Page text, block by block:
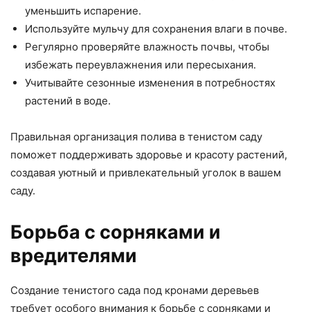
уменьшить испарение.
Используйте мульчу для сохранения влаги в почве.
Регулярно проверяйте влажность почвы, чтобы
избежать переувлажнения или пересыхания.
Учитывайте сезонные изменения в потребностях
растений в воде.
Правильная организация полива в тенистом саду
поможет поддерживать здоровье и красоту растений,
создавая уютный и привлекательный уголок в вашем
саду.
Борьба с сорняками и
вредителями
Создание тенистого сада под кронами деревьев
требует особого внимания к борьбе с сорняками и